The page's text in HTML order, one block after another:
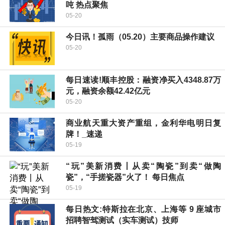
吨 热点聚焦
05-20
今日讯！孤雨（05.20）主要商品操作建议
05-20
每日速读!顺丰控股：融资净买入4348.87万
元，融资余额42.42亿元
05-20
商业航天重大资产重组，金利华电明日复
牌！_速递
05-19
“玩”美新消费丨从卖“陶瓷”到卖“做陶
瓷”，“手搓瓷器”火了！ 每日焦点
05-19
每日热文:特斯拉在北京、上海等 9 座城市
招聘智驾测试（实车测试）技师